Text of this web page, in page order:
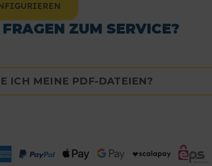
ZUM SERVICE?
ICH MEINE PDF-DATEIEN?